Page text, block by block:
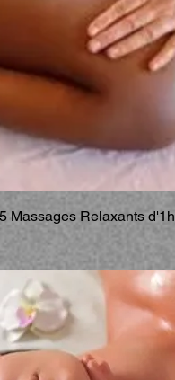
Massages Relaxants d'1h